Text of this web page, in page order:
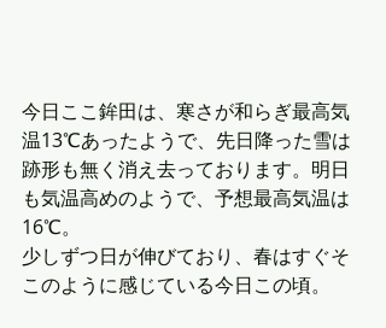
今日ここ鉾田は、寒さが和らぎ最高気
温13℃あったようで、先日降った雪は
跡形も無く消え去っております。明日
も気温高めのようで、予想最高気温は
16℃。
少しずつ日が伸びており、春はすぐそ
このように感じている今日この頃。